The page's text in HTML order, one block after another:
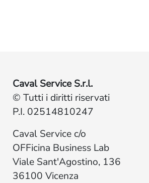
Caval Service S.r.l.
© Tutti i diritti riservati
P.I. 02514810247
Caval Service c/o
OFFicina Business Lab
Viale Sant'Agostino, 136
36100 Vicenza